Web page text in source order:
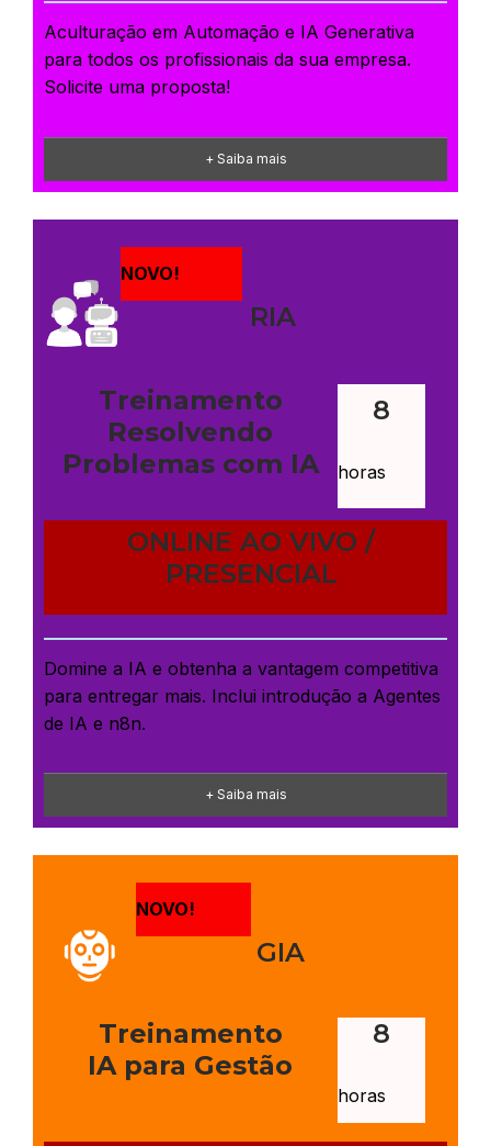
Aculturação em Automação e IA Generativa
para todos os profissionais da sua empresa.
Solicite uma proposta!
+ Saiba mais
NOVO!
RIA
Treinamento
Resolvendo
Problemas com IA
8
horas
ONLINE AO VIVO /
PRESENCIAL
Domine a IA e obtenha a vantagem competitiva
para entregar mais. Inclui introdução a Agentes
de IA e n8n.
+ Saiba mais
NOVO!
GIA
Treinamento
IA para Gestão
8
horas